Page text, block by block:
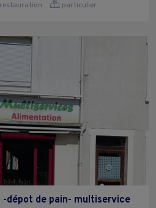
particulier
-dépot de pain- multiservice